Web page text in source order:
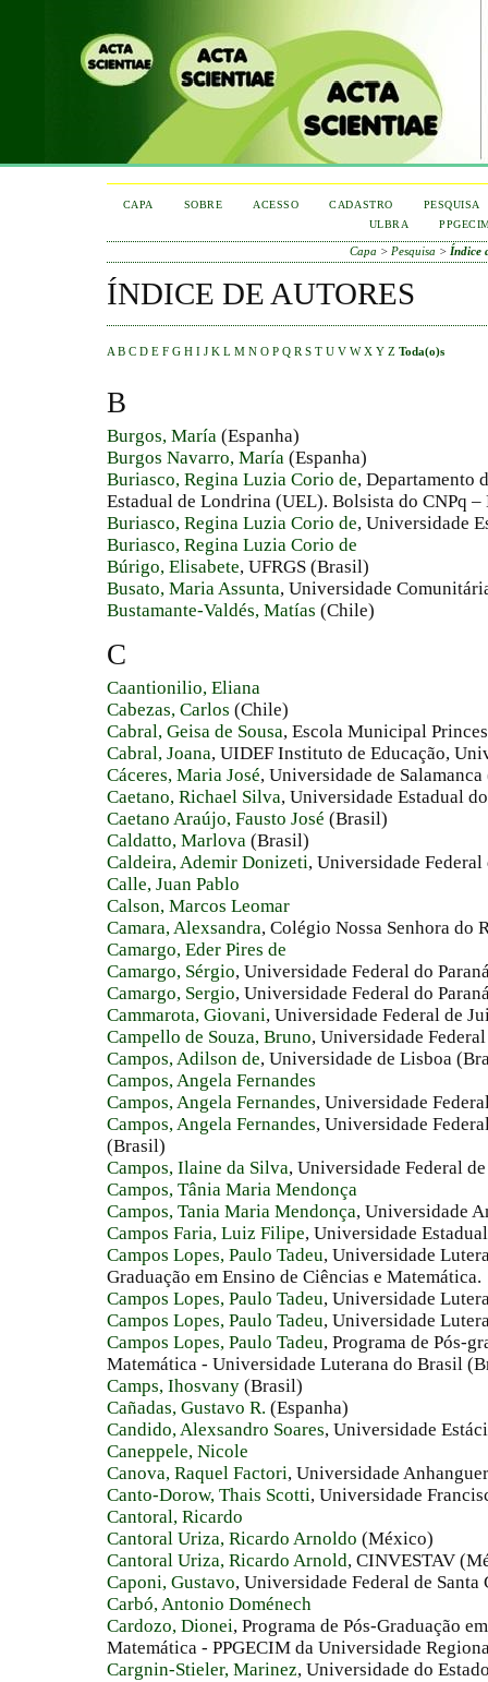
CAPA SOBRE ACESSO CADASTRO
PESQUISA
ULBRA
Capa > Pesquisa > Índice
ÍNDICE DE AUTORES
A B C D E F G H I J K L M N O P Q R S T U V W X Y Z Toda(o)s
B
Burgos, María (Espanha)
Burgos Navarro, María (Espanha)
Buriasco, Regina Luzia Corio de, Departamento
Estadual de Londrina (UEL). Bolsista do CNPq
Buriasco, Regina Luzia Corio de, Universidade
Buriasco, Regina Luzia Corio de
Búrigo, Elisabete, UFRGS (Brasil)
Busato, Maria Assunta, Universidade
Bustamante-Valdés, Matías (Chile)
C
Caantionilio, Eliana
Cabezas, Carlos (Chile)
Cabral, Geisa de Sousa, Escola Municipal
Cabral, Joana, UIDEF Instituto de Educação,
Cáceres, Maria José, Universidade de Salamanca
Caetano, Richael Silva, Universidade Estadual
Caetano Araújo, Fausto José (Brasil)
Caldatto, Marlova (Brasil)
Caldeira, Ademir Donizeti, Universidade Federal
Calle, Juan Pablo
Calson, Marcos Leomar
Camara, Alexsandra, Colégio Nossa Senhora do
Camargo, Eder Pires de
Camargo, Sérgio, Universidade Federal do
Camargo, Sergio, Universidade Federal do
Cammarota, Giovani, Universidade Federal de
Campello de Souza, Bruno, Universidade
Campos, Adilson de, Universidade de Lisboa
Campos, Angela Fernandes
Campos, Angela Fernandes, Universidade
Campos, Angela Fernandes, Universidade
(Brasil)
Campos, Ilaine da Silva, Universidade Federal
Campos, Tânia Maria Mendonça
Campos, Tania Maria Mendonça, Universidade
Campos Faria, Luiz Filipe, Universidade
Campos Lopes, Paulo Tadeu, Universidade
Graduação em Ensino de Ciências e Matemática.
Campos Lopes, Paulo Tadeu, Universidade
Campos Lopes, Paulo Tadeu, Universidade
Campos Lopes, Paulo Tadeu, Programa de Pós-
Matemática - Universidade Luterana do Brasil
Camps, Ihosvany (Brasil)
Cañadas, Gustavo R. (Espanha)
Candido, Alexsandro Soares, Universidade
Caneppele, Nicole
Canova, Raquel Factori, Universidade
Canto-Dorow, Thais Scotti, Universidade
Cantoral, Ricardo
Cantoral Uriza, Ricardo Arnoldo (México)
Cantoral Uriza, Ricardo Arnold, CINVESTAV
Caponi, Gustavo, Universidade Federal de Santa
Carbó, Antonio Doménech
Cardozo, Dionei, Programa de Pós-Graduação
Matemática - PPGECIM da Universidade
Cargnin-Stieler, Marinez, Universidade do